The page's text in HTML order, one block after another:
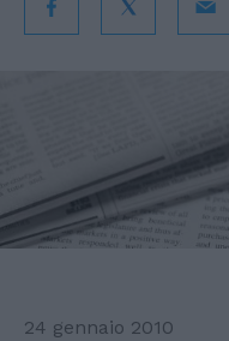
24 gennaio 2010